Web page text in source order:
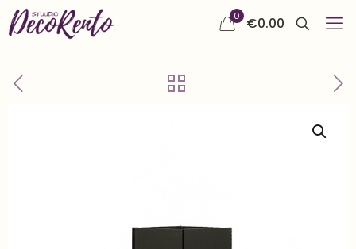
0 €0.00